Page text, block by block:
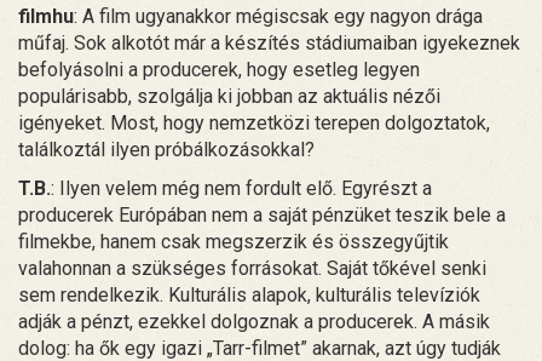
filmhu: A film ugyanakkor mégiscsak egy nagyon drága
műfaj. Sok alkotót már a készítés stádiumaiban igyekeznek
befolyásolni a producerek, hogy esetleg legyen
populárisabb, szolgálja ki jobban az aktuális nézői
igényeket. Most, hogy nemzetközi terepen dolgoztatok,
találkoztál ilyen próbálkozásokkal?
T.B.: Ilyen velem még nem fordult elő. Egyrészt a
producerek Európában nem a saját pénzüket teszik bele a
filmekbe, hanem csak megszerzik és összegyűjtik
valahonnan a szükséges forrásokat. Saját tőkével senki
sem rendelkezik. Kulturális alapok, kulturális televíziók
adják a pénzt, ezekkel dolgoznak a producerek. A másik
dolog: ha ők egy igazi „Tarr-filmet” akarnak, azt úgy tudják